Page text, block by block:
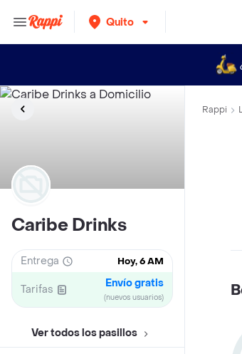
Quito
Caribe Drinks
Entrega Hoy, 6 AM
Tarifas Envío gratis
(nuevos usuarios)
Ver todos los pasillos
Rappi